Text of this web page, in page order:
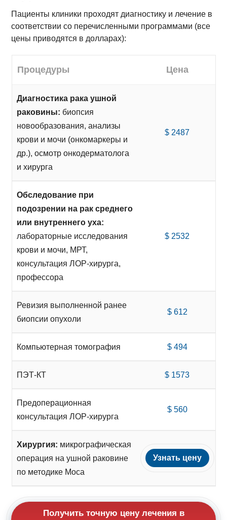
Пациенты клиники проходят диагностику и лечение в
соответствии со перечисленными программами (все
цены приводятся в долларах):
Процедуры Цена
Диагностика рака ушной
раковины: биопсия
новообразования, анализы
крови и мочи (онкомаркеры и
др.), осмотр онкодерматолога
и хирурга
$ 2487
Обследование при
подозрении на рак среднего
или внутреннего уха:
лабораторные исследования
крови и мочи, МРТ,
консультация ЛОР-хирурга,
профессора
$ 2532
Ревизия выполненной ранее
биопсии опухоли
$ 612
Компьютерная томография $ 494
ПЭТ-КТ $ 1573
Предоперационная
консультация ЛОР-хирурга
$ 560
Хирургия: микрографическая
операция на ушной раковине
по методике Моса
Узнать цену
Получить точную цену лечения в